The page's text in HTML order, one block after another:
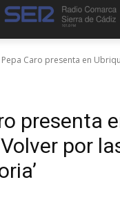
Pepa Caro presenta en
presenta
por